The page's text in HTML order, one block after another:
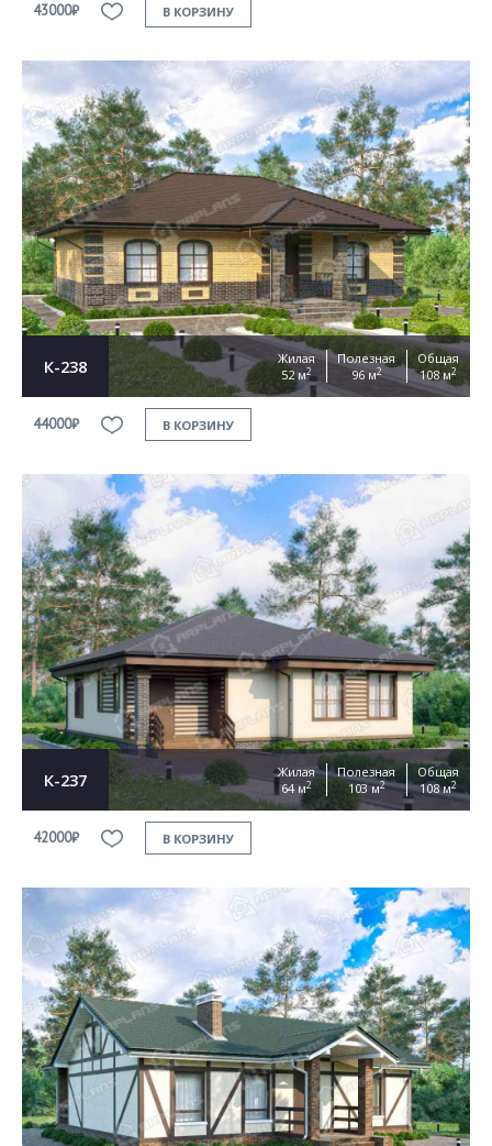
43000₽ В КОРЗИНУ
К-238
Жилая
52 м2
Полезная
96 м2
Общая
108 м2
44000₽ В КОРЗИНУ
К-237
Жилая
64 м2
Полезная
103 м2
Общая
108 м2
42000₽ В КОРЗИНУ